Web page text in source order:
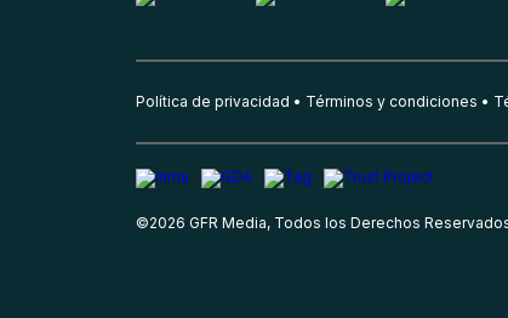
Política de privacidad Términos y condiciones
©2026 GFR Media, Todos los Derechos